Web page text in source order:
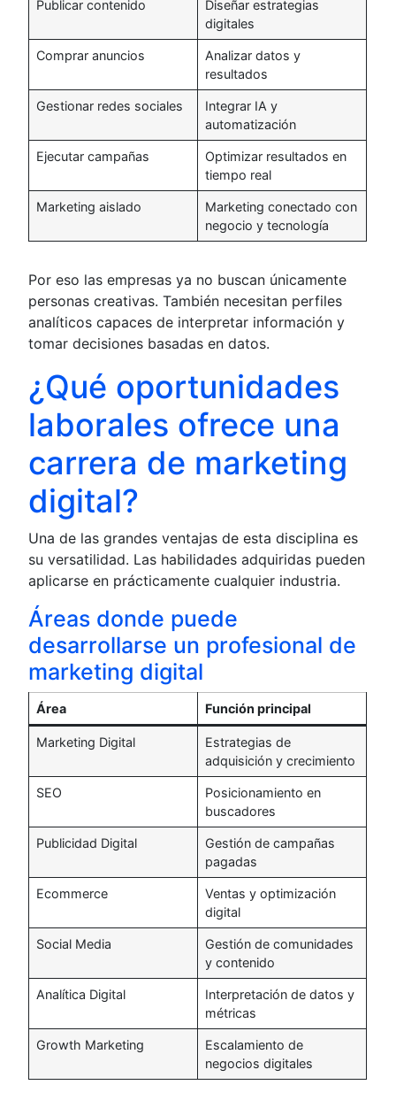
Publicar contenido
Diseñar estrategias
digitales
Comprar anuncios
Analizar datos y
resultados
Gestionar redes sociales
Integrar IA y
automatización
Ejecutar campañas
Optimizar resultados en
tiempo real
Marketing aislado
Marketing conectado con
negocio y tecnología
Por eso las empresas ya no buscan únicamente
personas creativas. También necesitan perfiles
analíticos capaces de interpretar información y
tomar decisiones basadas en datos.
¿Qué oportunidades
laborales ofrece una
carrera de marketing
digital?
Una de las grandes ventajas de esta disciplina es
su versatilidad. Las habilidades adquiridas pueden
aplicarse en prácticamente cualquier industria.
Áreas donde puede
desarrollarse un profesional de
marketing digital
Área Función principal
Marketing Digital
Estrategias de
adquisición y crecimiento
SEO
Posicionamiento en
buscadores
Publicidad Digital
Gestión de campañas
pagadas
Ecommerce
Ventas y optimización
digital
Social Media
Gestión de comunidades
y contenido
Analítica Digital
Interpretación de datos y
métricas
Growth Marketing
Escalamiento de
negocios digitales